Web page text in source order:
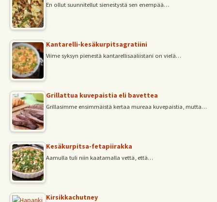
En ollut suunnitellut sienestystä sen enempää…
Kantarelli-kesäkurpitsagratiini
Viime syksyn pienestä kantarellisaaliistani on vielä…
Grillattua kuvepaistia eli bavettea
Grillasimme ensimmäistä kertaa mureaa kuvepaistia, mutta…
Kesäkurpitsa-fetapiirakka
Aamulla tuli niin kaatamalla vettä, että…
Kirsikkachutney